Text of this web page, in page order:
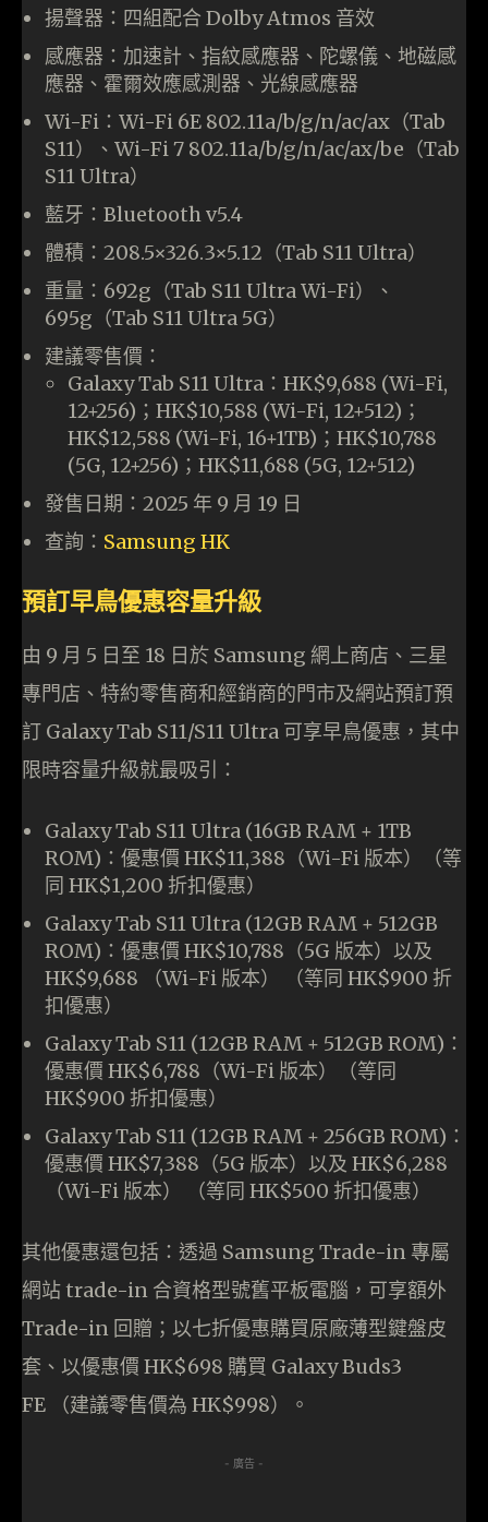
揚聲器：四組配合 Dolby Atmos 音效
感應器：加速計、指紋感應器、陀螺儀、地磁感
應器、霍爾效應感測器、光線感應器
Wi-Fi：Wi-Fi 6E 802.11a/b/g/n/ac/ax（Tab
S11）、Wi-Fi 7 802.11a/b/g/n/ac/ax/be（Tab
S11 Ultra）
藍牙：Bluetooth v5.4
體積：208.5×326.3×5.12（Tab S11 Ultra）
重量：692g（Tab S11 Ultra Wi-Fi）、
695g（Tab S11 Ultra 5G）
建議零售價：
Galaxy Tab S11 Ultra：HK$9,688 (Wi-Fi,
12+256)；HK$10,588 (Wi-Fi, 12+512)；
HK$12,588 (Wi-Fi, 16+1TB)；HK$10,788
(5G, 12+256)；HK$11,688 (5G, 12+512)
發售日期：2025 年 9 月 19 日
查詢： Samsung HK
預訂早鳥優惠容量升級
由 9 月 5 日至 18 日於 Samsung 網上商店、三星
專門店、特約零售商和經銷商的門市及網站預訂預
訂 Galaxy Tab S11/S11 Ultra 可享早鳥優惠，其中
限時容量升級就最吸引：
Galaxy Tab S11 Ultra (16GB RAM + 1TB
ROM)：優惠價 HK$11,388（Wi-Fi 版本）（等
同 HK$1,200 折扣優惠）
Galaxy Tab S11 Ultra (12GB RAM + 512GB
ROM)：優惠價 HK$10,788（5G 版本）以及
HK$9,688 （Wi-Fi 版本） （等同 HK$900 折
扣優惠）
Galaxy Tab S11 (12GB RAM + 512GB ROM)：
優惠價 HK$6,788（Wi-Fi 版本）（等同
HK$900 折扣優惠）
Galaxy Tab S11 (12GB RAM + 256GB ROM)：
優惠價 HK$7,388（5G 版本）以及 HK$6,288
（Wi-Fi 版本） （等同 HK$500 折扣優惠）
其他優惠還包括：透過 Samsung Trade-in 專屬
網站 trade-in 合資格型號舊平板電腦，可享額外
Trade-in 回贈；以七折優惠購買原廠薄型鍵盤皮
套、以優惠價 HK$698 購買 Galaxy Buds3
FE （建議零售價為 HK$998）。
- 廣告 -